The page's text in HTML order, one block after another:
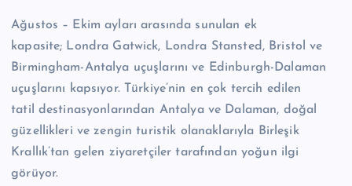
Ağustos – Ekim ayları arasında sunulan ek
kapasite; Londra Gatwick, Londra Stansted, Bristol ve
Birmingham-Antalya uçuşlarını ve Edinburgh-Dalaman
uçuşlarını kapsıyor. Türkiye’nin en çok tercih edilen
tatil destinasyonlarından Antalya ve Dalaman, doğal
güzellikleri ve zengin turistik olanaklarıyla Birleşik
Krallık’tan gelen ziyaretçiler tarafından yoğun ilgi
görüyor.